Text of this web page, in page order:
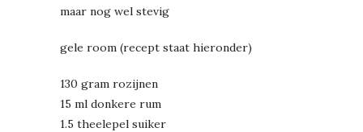
maar nog wel stevig
gele room (recept staat hieronder)
130 gram rozijnen
15 ml donkere rum
1.5 theelepel suiker